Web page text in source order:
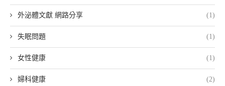
外泌體文獻 網路分享 (1)
失眠問題 (1)
女性健康 (1)
婦科健康 (2)